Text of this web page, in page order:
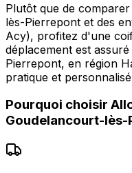
Plutôt que de
lès-Pierrepont et des
Acy), profitez d'une
déplacement est
Pierrepont, en région
pratique et
Pourquoi choisir
Goudelancourt-